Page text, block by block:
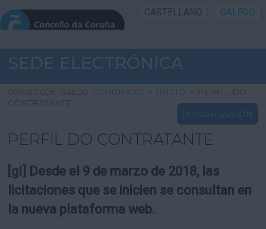
CASTELLANO GALEGO
INICIO SEDE
INICIO
INFORMACIÓN PÚBLICA
UTILIDADES
SEDE ELECTRÓNICA
09/08/2026 15:45:20 CORUNA.ES > INICIO > PERFIL DO
CONTRATANTE
INICIAR SESIÓN
PERFIL DO CONTRATANTE
[gl] Desde el 9 de marzo de 2018, las
licitaciones que se inicien se consultan en
la nueva plataforma web.